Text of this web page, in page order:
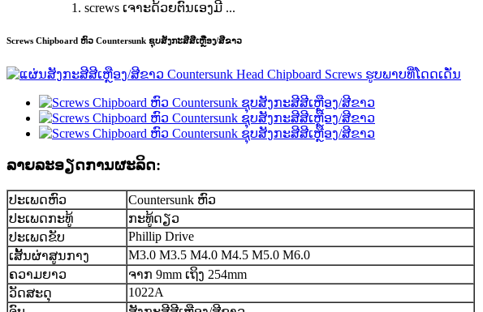
1. screws ເຈາະດ້ວຍຕົນເອງມີ ...
Screws Chipboard ຫົວ Countersunk ຊຸບສັງກະສີສີເຫຼືອງ/ສີຂາວ
ລາຍ​ລະ​ອຽດ​ການ​ຜະ​ລິດ​:
ປະເພດຫົວ
Countersunk ຫົວ
ປະເພດກະທູ້
ກະທູ້ດຽວ
ປະເພດຂັບ
Phillip Drive
ເສັ້ນຜ່າສູນກາງ
M3.0 M3.5 M4.0 M4.5 M5.0 M6.0
ຄວາມຍາວ
ຈາກ 9mm ເຖິງ 254mm
ວັດສະດຸ
1022A